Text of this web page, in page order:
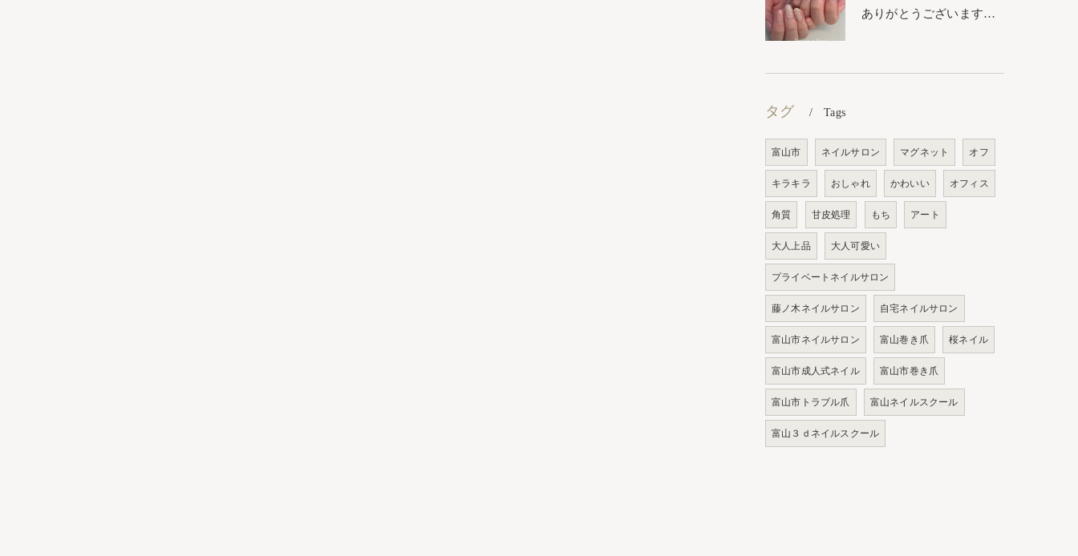
ありがとうございます𓂃𓈒𓏸︎︎︎︎
タグ Tags
富山市 ネイルサロン マグネット オフ
キラキラ おしゃれ かわいい オフィス
角質 甘皮処理 もち アート
大人上品 大人可愛い
プライベートネイルサロン
藤ノ木ネイルサロン 自宅ネイルサロン
富山市ネイルサロン 富山巻き爪 桜ネイル
富山市成人式ネイル 富山市巻き爪
富山市トラブル爪 富山ネイルスクール
富山３ｄネイルスクール